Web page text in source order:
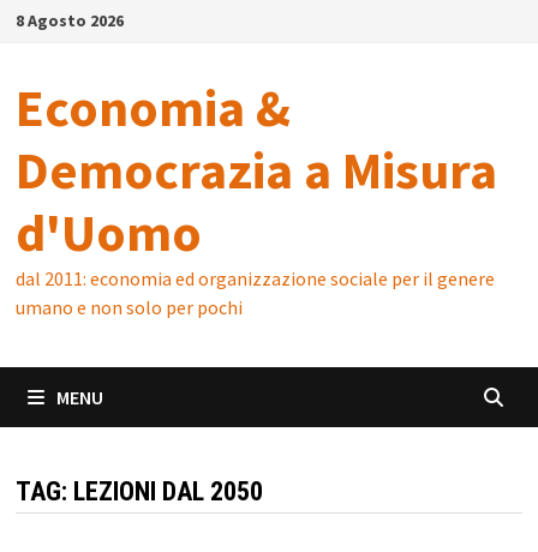
Skip8 Agosto 2026
Economia &
Democrazia a Misura
d'Uomo
dal 2011: economia ed organizzazione sociale per il genere
umano e non solo per pochi
MENU
TAG: LEZIONI DAL 2050